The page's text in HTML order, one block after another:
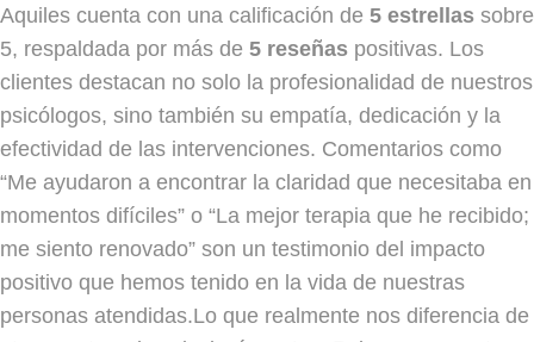
Aquiles cuenta con una calificación de 5 estrellas sobre
5, respaldada por más de 5 reseñas positivas. Los
clientes destacan no solo la profesionalidad de nuestros
psicólogos, sino también su empatía, dedicación y la
efectividad de las intervenciones. Comentarios como
“Me ayudaron a encontrar la claridad que necesitaba en
momentos difíciles” o “La mejor terapia que he recibido;
me siento renovado” son un testimonio del impacto
positivo que hemos tenido en la vida de nuestras
personas atendidas.Lo que realmente nos diferencia de